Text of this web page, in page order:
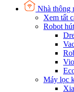
Nhà thông
Xem tất
Robot
Máy lọc